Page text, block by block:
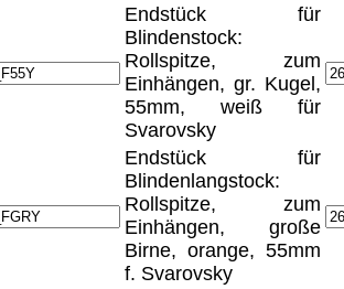
Endstück für
Blindenstock:
Rollspitze, zum
Einhängen, gr. Kugel,
55mm, weiß für
Svarovsky
Endstück für
Blindenlangstock:
Rollspitze, zum
Einhängen, große
Birne, orange, 55mm
f. Svarovsky